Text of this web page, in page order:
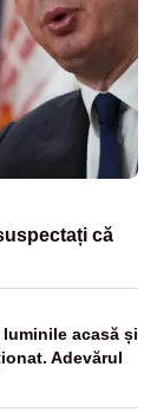
că
acasă și
Adevărul